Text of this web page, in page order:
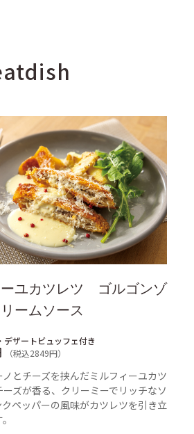
ーユカツレツ ゴルゴンゾ
ームソース
デザートビュッフェ付き
（税込2849円）
とチーズを挟んだミルフィーユカツ
ーズが香る、クリーミーでリッチなソ
クペッパーの風味がカツレツを引き立